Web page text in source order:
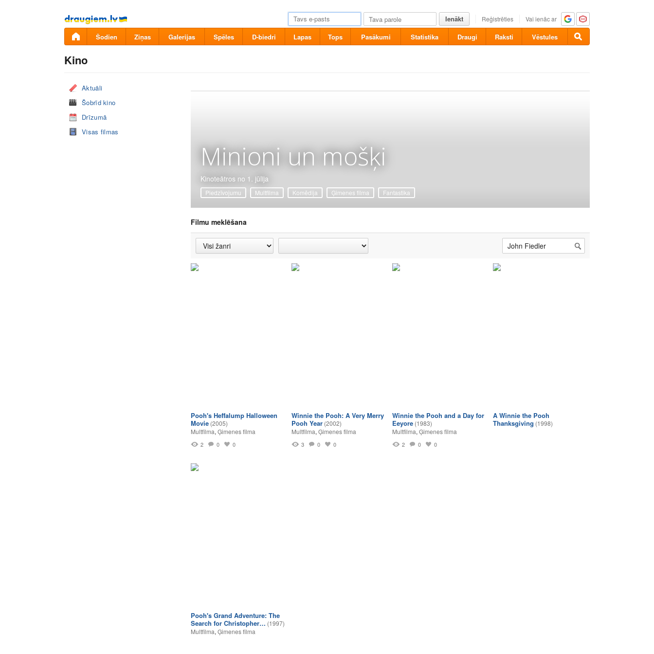
Pāriet
uz
saturu
Ienākt Reģistrēties Vai ienāc ar
Šodien Ziņas Galerijas Spēles D-biedri Lapas Tops Pasākumi Statistika Draugi Raksti Vēstules
Kino
Aktuāli
Šobrīd kino
Drīzumā
Visas filmas
Minioni un mošķi
Kinoteātros no 1. jūlija
Piedzīvojumu Multfilma Komēdija Ģimenes filma Fantastika
Filmu meklēšana
Pooh's Heffalump Halloween
Movie (2005)
Multfilma, Ģimenes filma
2 0 0
Winnie the Pooh: A Very Merry
Pooh Year (2002)
Multfilma, Ģimenes filma
3 0 0
Winnie the Pooh and a Day for
Eeyore (1983)
Multfilma, Ģimenes filma
2 0 0
A Winnie the Pooh
Thanksgiving (1998)
Pooh's Grand Adventure: The
Search for Christopher… (1997)
Multfilma, Ģimenes filma